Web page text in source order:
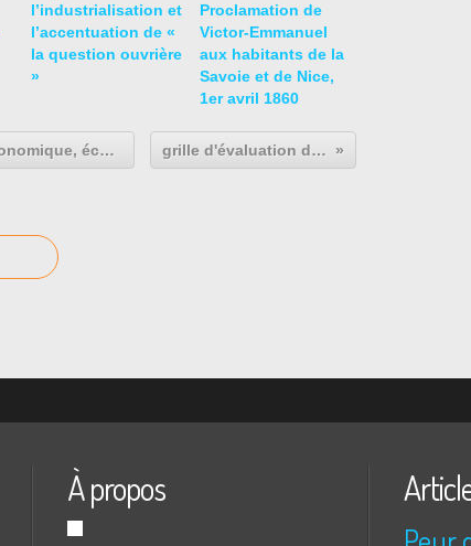
l’industrialisation et
l’accentuation de «
la question ouvrière
»
Proclamation de
Victor-Emmanuel
aux habitants de la
Savoie et de Nice,
1er avril 1860
La pêche en Mauritanie, un enjeu économique, écologique et social (correction DS1, classe de 2nde5) grille d'évaluation des présentations orales
À propos